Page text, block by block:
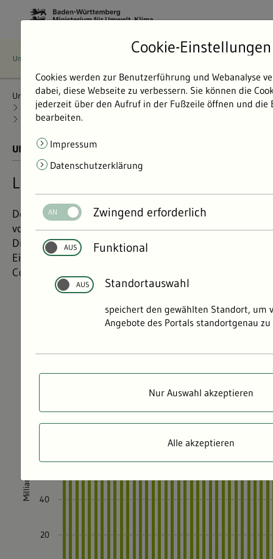
Umweltdaten Bericht: Umweltdaten 2024
Luft
Verursacher von Luftschadstoffen
Luftqualität Straßenverkehr
UMWELTDATEN BERICHT 2024
Luftqualität und Straßenverkehr
Der Straßenverkehr ist einer der Hauptverursacher
von Luftschadstoffen insbesondere in den Städten.
Die Zahl der gefahrenen Pkw-Kilometer sank mit
Einführung der Lockdown-Maßnahmen aufgrund von
Corona. Die der Elektrofahrzeuge steigt.
Cookie-Einstellungen
Cookies werden zur Benutzerführung und Webanalyse
dabei, diese Webseite zu verbessern. Sie können die
jederzeit über den Aufruf in der Fußzeile öffnen und die
bearbeiten.
Impressum
Datenschutzerklärung
Zwingend erforderlich
Funktional
Standortauswahl
speichert den gewählten Standort, um
Angebote des Portals standortgenau
Nur Auswahl akzeptieren
Alle akzeptieren